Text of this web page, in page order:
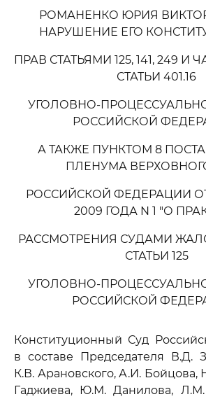
РОМАНЕНКО ЮРИЯ
НАРУШЕНИЕ ЕГО
ПРАВ СТАТЬЯМИ 125, 141, 249
СТАТЬИ 401.16
УГОЛОВНО-
РОССИЙСКОЙ
А ТАКЖЕ ПУНКТОМ 8
ПЛЕНУМА
РОССИЙСКОЙ ФЕДЕРАЦИИ
2009 ГОДА N 1 "О
РАССМОТРЕНИЯ СУДАМИ
СТАТЬИ 125
УГОЛОВНО-
РОССИЙСКОЙ
Конституционный Суд
в составе Председателя В.Д.
К.В. Арановского, А.И. Бойцова,
Гаджиева, Ю.М. Данилова,